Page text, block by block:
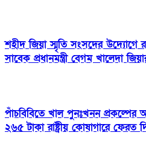
শহীদ জিয়া স্মৃতি সংসদের উদ্যোগে
সাবেক প্রধানমন্ত্রী বেগম খালেদা
পাঁচবিবিতে খাল পুনঃখনন প্রকল্পের
২৬৫ টাকা রাষ্ট্রীয় কোষাগারে